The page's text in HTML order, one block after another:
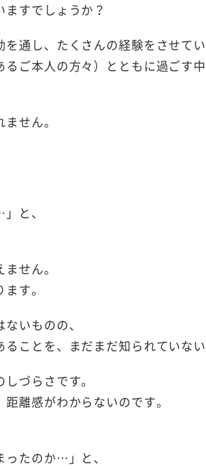
すでしょうか？
通し、たくさんの経験をさせてい
ご本人の方々）とともに過ごす
せん。
と、
せん。
す。
いものの、
ことを、まだまだ知られていない
づらさです。
離感がわからないのです。
ったのか…」と、